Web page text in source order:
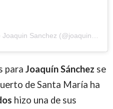
para Joaquín Sánchez se
de Santa María ha
hizo una de sus